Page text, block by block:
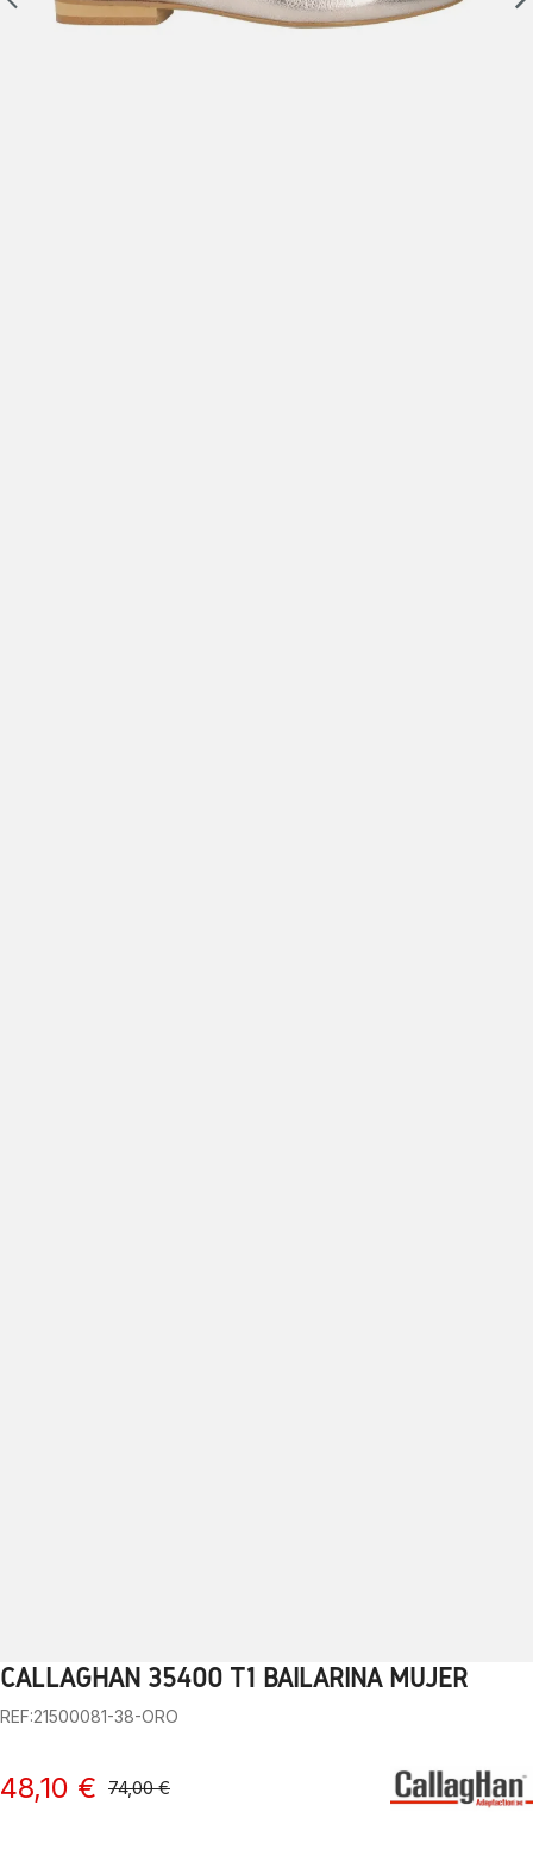
1 2 3 4 5 6 7 8 9 10
CALLAGHAN 35400 T1 BAILARINA MUJER
REF:21500081-38-ORO
48,10 € 74,00 €